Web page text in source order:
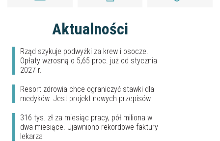
Aktualności
Rząd szykuje podwyżki za krew i osocze.
Opłaty wzrosną o 5,65 proc. już od stycznia
2027 r.
Resort zdrowia chce ograniczyć stawki dla
medyków. Jest projekt nowych przepisów
316 tys. zł za miesiąc pracy, pół miliona w
dwa miesiące. Ujawniono rekordowe faktury
lekarza